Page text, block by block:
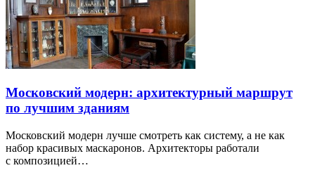
Московский модерн: архитектурный маршрут
по лучшим зданиям
Московский модерн лучше смотреть как систему, а не как
набор красивых маскаронов. Архитекторы работали
с композицией…